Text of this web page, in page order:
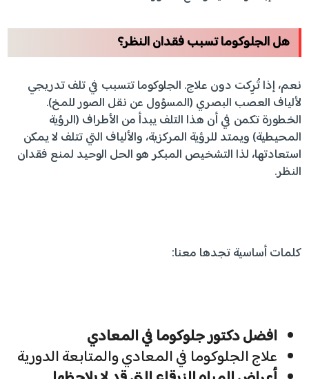
هل الجلوكوما تسبب فقدان النظر؟
نعم، إذا تُرِكت دون علاج. الجلوكوما تتسبب في تلف تدريجي
لألياف العصب البصري (المسؤول عن نقل الصور للمخ).
الخطورة تكمن في أن هذا التلف يبدأ من الأطراف (الرؤية
المحيطية) ويمتد للرؤية المركزية، والألياف التي تتلف لا يمكن
استعادتها، لذا التشخيص المبكر هو الحل الوحيد لمنع فقدان
النظر.
كلمات أساسية تجدها معنا:
افضل دكتور جلوكوما في المعادي
علاج الجلوكوما في المعادي والمتابعة الدورية